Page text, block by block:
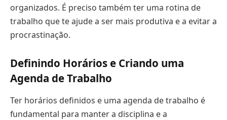
organizados. É preciso também ter uma rotina de
trabalho que te ajude a ser mais produtiva e a evitar a
procrastinação.
Definindo Horários e Criando uma
Agenda de Trabalho
Ter horários definidos e uma agenda de trabalho é
fundamental para manter a disciplina e a